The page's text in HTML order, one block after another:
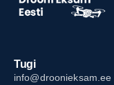
Tugi
info@droonieksam.ee